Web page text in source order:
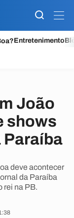
Entretenimento
João
shows
Paraíba
deve acontecer
da Paraíba
rei na PB.